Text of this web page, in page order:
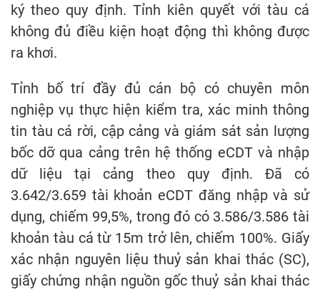
ký theo quy định. Tỉnh kiên quyết với tàu cá
không đủ điều kiện hoạt động thì không được
ra khơi.
Tỉnh bố trí đầy đủ cán bộ có chuyên môn
nghiệp vụ thực hiện kiểm tra, xác minh thông
tin tàu cá rời, cập cảng và giám sát sản lượng
bốc dỡ qua cảng trên hệ thống eCDT và nhập
dữ liệu tại cảng theo quy định. Đã có
3.642/3.659 tài khoản eCDT đăng nhập và sử
dụng, chiếm 99,5%, trong đó có 3.586/3.586 tài
khoản tàu cá từ 15m trở lên, chiếm 100%. Giấy
xác nhận nguyên liệu thuỷ sản khai thác (SC),
giấy chứng nhận nguồn gốc thuỷ sản khai thác